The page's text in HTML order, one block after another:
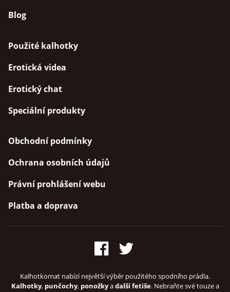
Blog
Použité kalhotky
Erotická videa
Erotický chat
Speciální produkty
Obchodní podmínky
Ochrana osobních údajů
Právní prohlášení webu
Platba a doprava
Kalhotkomat nabízí největší výběr použitého spodního prádla.
Kalhotky, punčochy, ponožkyadalší fetiše. Nebraňte své touze a